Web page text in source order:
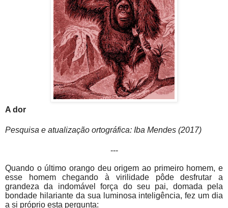
A dor
Pesquisa e atualização ortográfica: Iba Mendes (2017)
---
Quando o último orango deu origem ao primeiro homem, e
esse homem chegando à virilidade pôde desfrutar a
grandeza da indomável força do seu pai, domada pela
bondade hilariante da sua luminosa inteligência, fez um dia
a si próprio esta pergunta: